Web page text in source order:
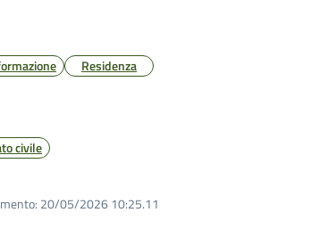
Residenza
civile
20/05/2026 10:25.11